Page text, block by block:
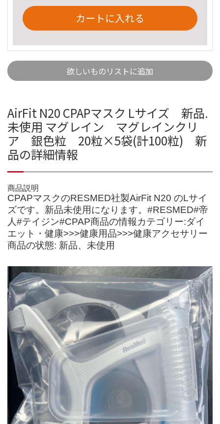
カートに入れる
欲しいものリストに追加
AirFit N20 CPAPマスク Lサイズ 新品.
未使用 マグレイン マグレインクリ
ア 銀色粒 20粒×5袋(計100粒) 新
品の詳細情報
商品説明
CPAPマスクのRESMED社製AirFit N20 のLサイ
ズです。新品未使用になります。#RESMED#帝
人#テイジン#CPAP商品の情報カテゴリー:ダイ
エット・健康>>>健康用品>>>健康アクセサリー
商品の状態: 新品、未使用